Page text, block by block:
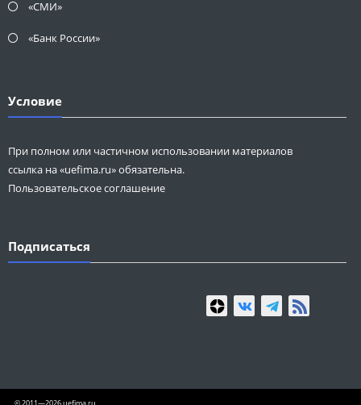
«СМИ»
«Банк России»
Условие
При полном или частичном использовании материалов
ссылка на «uefima.ru» обязательна.
Пользовательское соглашение
Подписаться
© 2011—2026 uefima.ru